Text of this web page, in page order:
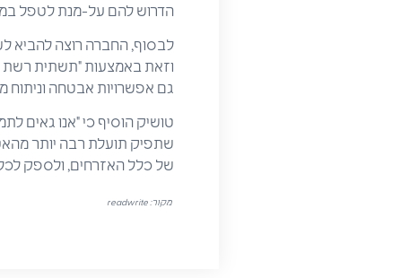
הדרוש להם על-מנת לטפל
לבסוף, החברה רוצה להביא
וזאת באמצעות "תשתית רשת
גם אפשרויות אבטחה וניתוח
טושיק הוסיף כי "אנו גאים
שתפיק תועלת רבה יותר
של כלל האזרחים, ולספק
מקור: readwrite